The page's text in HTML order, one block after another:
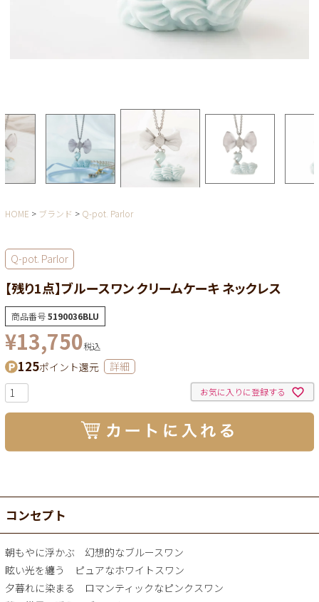
HOME ブランド Q-pot. Parlor
Q-pot. Parlor
【残り1点】ブルースワン クリームケーキ ネックレス
商品番号5190036BLU
¥13,750税込
125ポイント還元 詳細
お気に入りに登録する
コンセプト
朝もやに浮かぶ 幻想的なブルースワン
眩い光を纏う ピュアなホワイトスワン
夕暮れに染まる ロマンティックなピンクスワン